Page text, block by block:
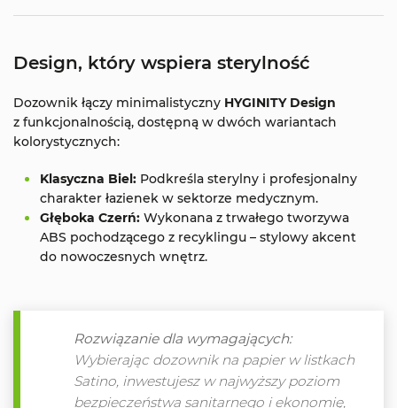
Design, który wspiera sterylność
Dozownik łączy minimalistyczny HYGINITY Design
z funkcjonalnością, dostępną w dwóch wariantach
kolorystycznych:
Klasyczna Biel: Podkreśla sterylny i profesjonalny
charakter łazienek w sektorze medycznym.
Głęboka Czerń: Wykonana z trwałego tworzywa
ABS pochodzącego z recyklingu – stylowy akcent
do nowoczesnych wnętrz.
Rozwiązanie dla wymagających:
Wybierając dozownik na papier w listkach
Satino, inwestujesz w najwyższy poziom
bezpieczeństwa sanitarnego i ekonomię,